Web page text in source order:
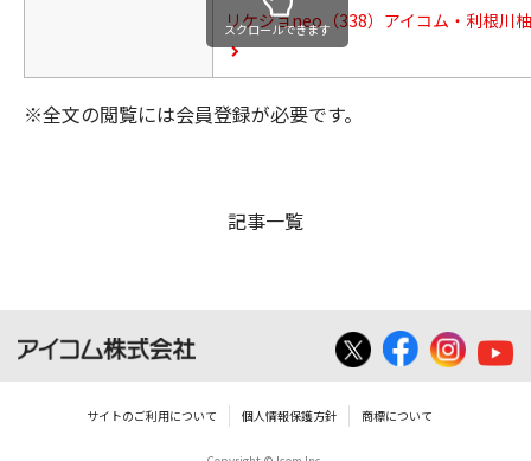
リケジョneo（338）アイコム・利根川
スクロールできます
※全文の閲覧には会員登録が必要です。
記事一覧
サイトのご利用について 個人情報保護方針 商標について